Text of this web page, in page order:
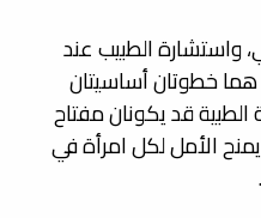
الطبيب عند
هما خطوتان أساسيتان
قد يكونان مفتاح
الأمل لكل امرأة في